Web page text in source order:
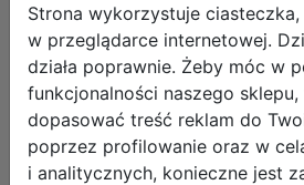
FC Barcelona Worek
Sznurkach AD1
Strona wykorzystuje
w przeglądarce internetowej.
działa poprawnie. Żeby móc w
funkcjonalności naszego
dopasować treść reklam do
poprzez profilowanie oraz w
i analitycznych, konieczne jest